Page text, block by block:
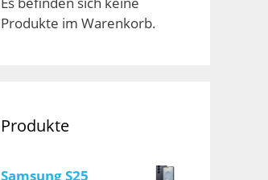
Produkte im Warenkorb.
Produkte
Samsung S25